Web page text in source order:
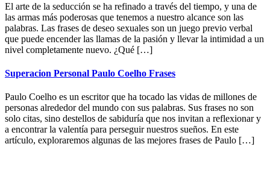
El arte de la seducción se ha refinado a través del tiempo, y una de
las armas más poderosas que tenemos a nuestro alcance son las
palabras. Las frases de deseo sexuales son un juego previo verbal
que puede encender las llamas de la pasión y llevar la intimidad a un
nivel completamente nuevo. ¿Qué […]
Superacion Personal Paulo Coelho Frases
Paulo Coelho es un escritor que ha tocado las vidas de millones de
personas alrededor del mundo con sus palabras. Sus frases no son
solo citas, sino destellos de sabiduría que nos invitan a reflexionar y
a encontrar la valentía para perseguir nuestros sueños. En este
artículo, exploraremos algunas de las mejores frases de Paulo […]